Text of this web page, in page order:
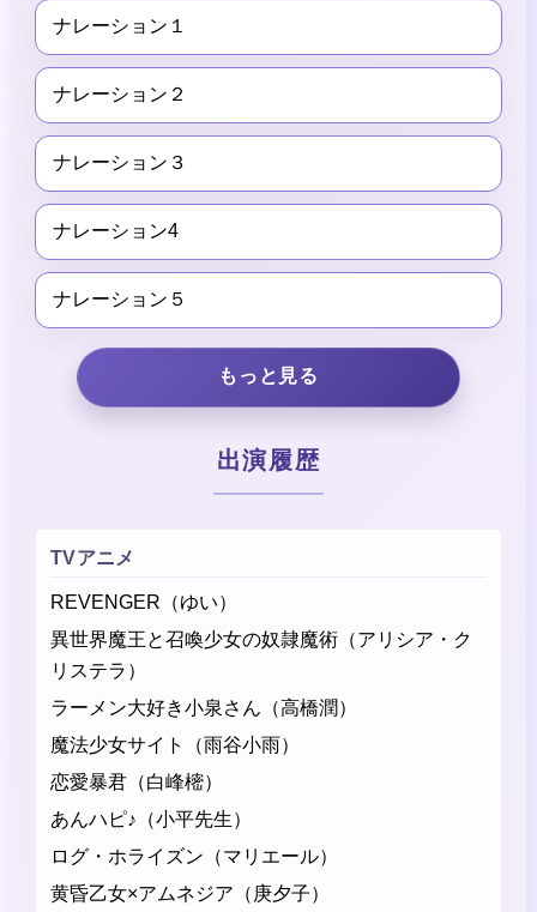
ナレーション１
ナレーション２
ナレーション３
ナレーション4
ナレーション５
もっと見る
出演履歴
TVアニメ
REVENGER（ゆい）
異世界魔王と召喚少女の奴隷魔術（アリシア・ク
リステラ）
ラーメン大好き小泉さん（高橋潤）
魔法少女サイト（雨谷小雨）
恋愛暴君（白峰樒）
あんハピ♪（小平先生）
ログ・ホライズン（マリエール）
黄昏乙女×アムネジア（庚夕子）